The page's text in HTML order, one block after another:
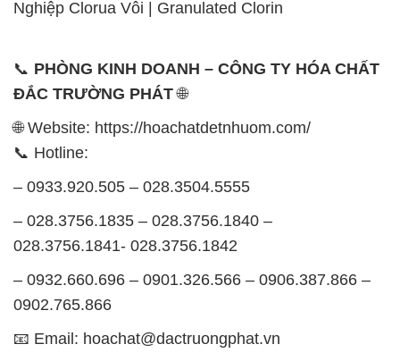
Nghiệp Clorua Vôi | Granulated Clorin
📞 PHÒNG KINH DOANH – CÔNG TY HÓA CHẤT
ĐẮC TRƯỜNG PHÁT🌐
🌐 Website: https://hoachatdetnhuom.com/
📞 Hotline:
– 0933.920.505 – 028.3504.5555
– 028.3756.1835 – 028.3756.1840 –
028.3756.1841- 028.3756.1842
– 0932.660.696 – 0901.326.566 – 0906.387.866 –
0902.765.866
📧 Email: hoachat@dactruongphat.vn